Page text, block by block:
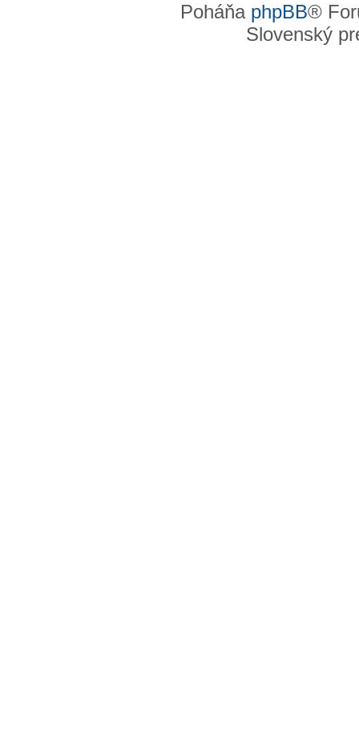
Poháňa phpBB®
Slovenský